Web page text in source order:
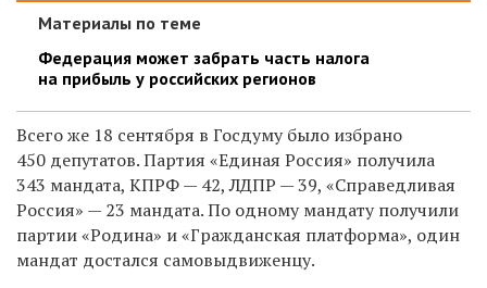
Материалы по теме
Федерация может забрать часть налога
на прибыль у российских регионов
Всего же 18 сентября в Госдуму было избрано
450 депутатов. Партия «Единая Россия» получила
343 мандата, КПРФ — 42, ЛДПР — 39, «Справедливая
Россия» — 23 мандата. По одному мандату получили
партии «Родина» и «Гражданская платформа», один
мандат достался самовыдвиженцу.